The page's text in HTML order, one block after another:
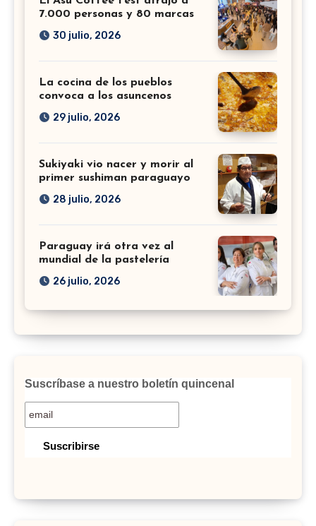
7.000 personas y 80 marcas
30 julio, 2026
La cocina de los pueblos
convoca a los asuncenos
29 julio, 2026
Sukiyaki vio nacer y morir al
primer sushiman paraguayo
28 julio, 2026
Paraguay irá otra vez al
mundial de la pastelería
26 julio, 2026
Suscríbase a nuestro boletín quincenal